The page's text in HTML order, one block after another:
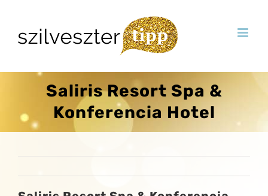
content
Saliris Resort Spa &
Konferencia Hotel